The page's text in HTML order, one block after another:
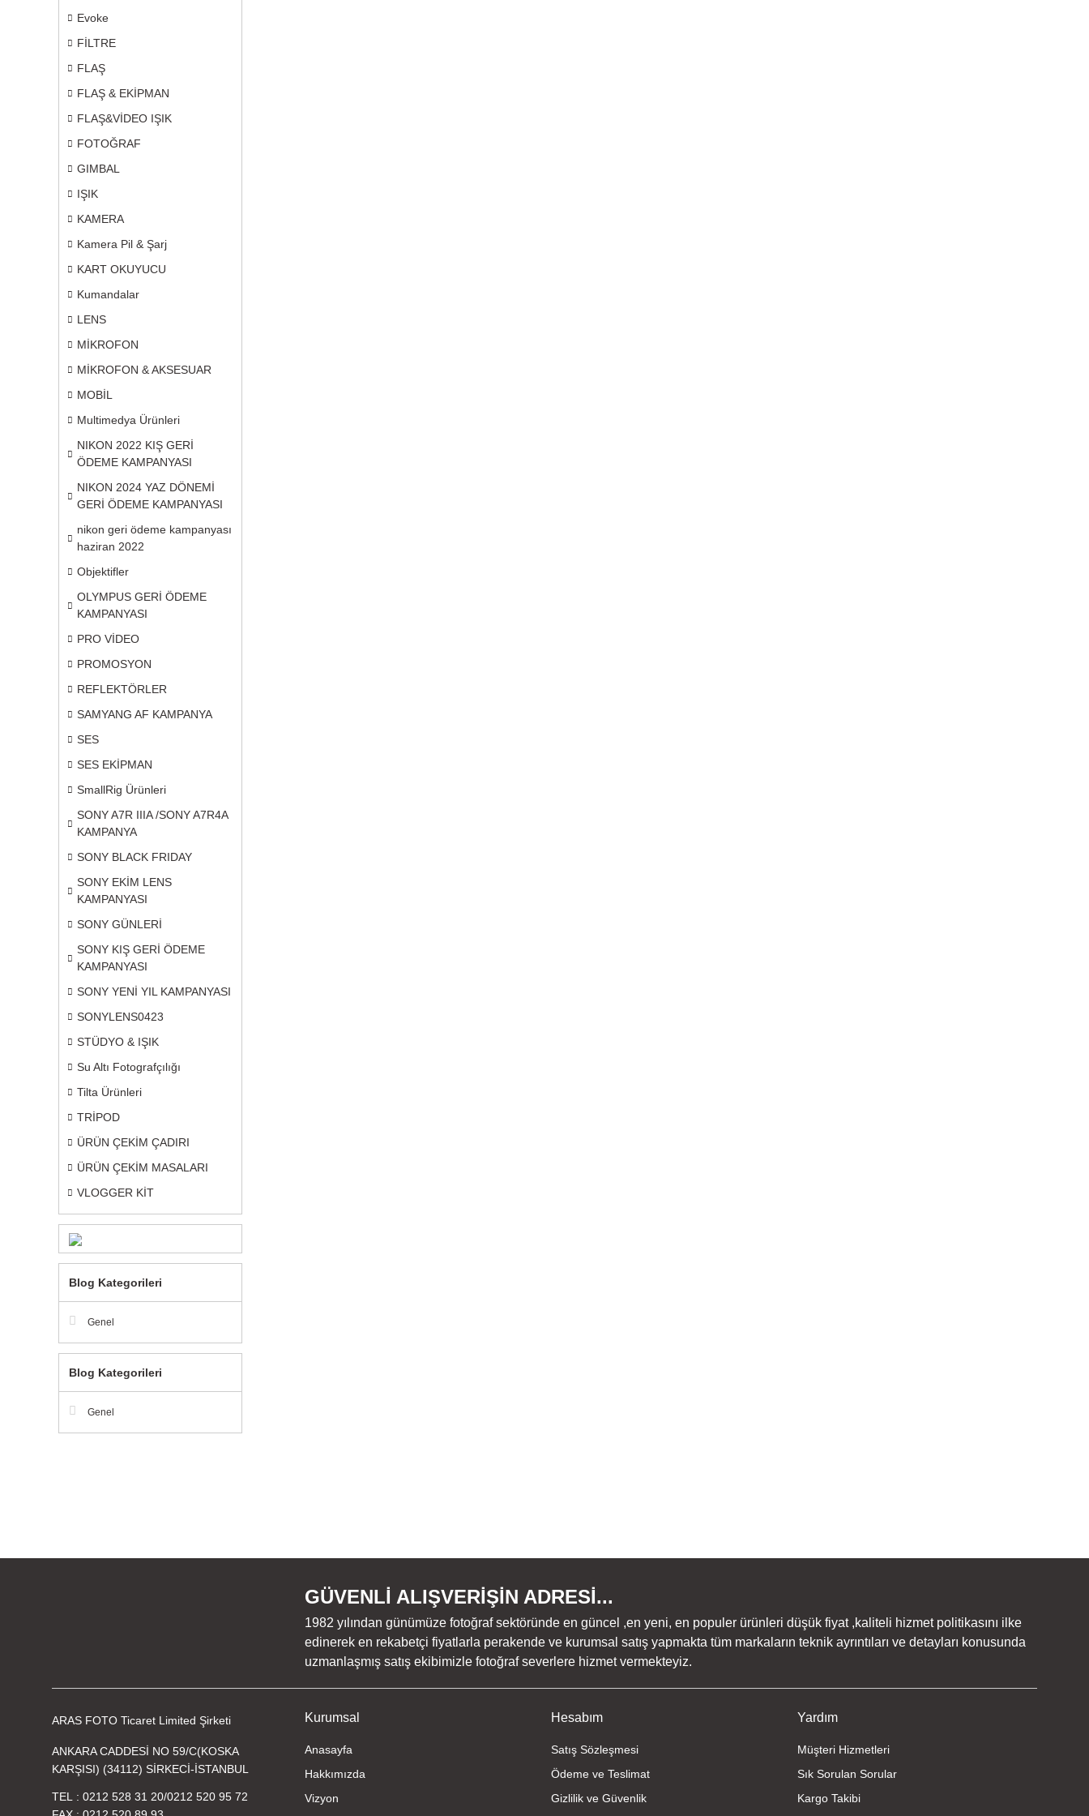
Evoke
FİLTRE
FLAŞ
FLAŞ & EKİPMAN
FLAŞ&VİDEO IŞIK
FOTOĞRAF
GIMBAL
IŞIK
KAMERA
Kamera Pil & Şarj
KART OKUYUCU
Kumandalar
LENS
MİKROFON
MİKROFON & AKSESUAR
MOBİL
Multimedya Ürünleri
NIKON 2022 KIŞ GERİ
ÖDEME KAMPANYASI
NIKON 2024 YAZ DÖNEMİ
GERİ ÖDEME KAMPANYASI
nikon geri ödeme kampanyası
haziran 2022
Objektifler
OLYMPUS GERİ ÖDEME
KAMPANYASI
PRO VİDEO
PROMOSYON
REFLEKTÖRLER
SAMYANG AF KAMPANYA
SES
SES EKİPMAN
SmallRig Ürünleri
SONY A7R IIIA /SONY A7R4A
KAMPANYA
SONY BLACK FRIDAY
SONY EKİM LENS
KAMPANYASI
SONY GÜNLERİ
SONY KIŞ GERİ ÖDEME
KAMPANYASI
SONY YENİ YIL KAMPANYASI
SONYLENS0423
STÜDYO & IŞIK
Su Altı Fotografçılığı
Tilta Ürünleri
TRİPOD
ÜRÜN ÇEKİM ÇADIRI
ÜRÜN ÇEKİM MASALARI
VLOGGER KİT
Blog Kategorileri
Genel
Blog Kategorileri
Genel
GÜVENLİ ALIŞVERİŞİN ADRESİ...
1982 yılından günümüze fotoğraf sektöründe en güncel ,en yeni, en populer ürünleri düşük fiyat ,kaliteli hizmet politikasını ilke
edinerek en rekabetçi fiyatlarla perakende ve kurumsal satış yapmakta tüm markaların teknik ayrıntıları ve detayları konusunda
uzmanlaşmış satış ekibimizle fotoğraf severlere hizmet vermekteyiz.
ARAS FOTO Ticaret Limited Şirketi
ANKARA CADDESİ NO 59/C(KOSKA
KARŞISI) (34112) SİRKECİ-İSTANBUL
TEL 0212 528 31 20/0212 520 95 72
Kurumsal
Anasayfa
Hakkımızda
Vizyon
Hesabım
Satış Sözleşmesi
Ödeme ve Teslimat
Gizlilik ve Güvenlik
Yardım
Müşteri Hizmetleri
Sık Sorulan Sorular
Kargo Takibi